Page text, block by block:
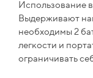
Использование
Выдерживают
необходимы 2
легкости и
ограничивать